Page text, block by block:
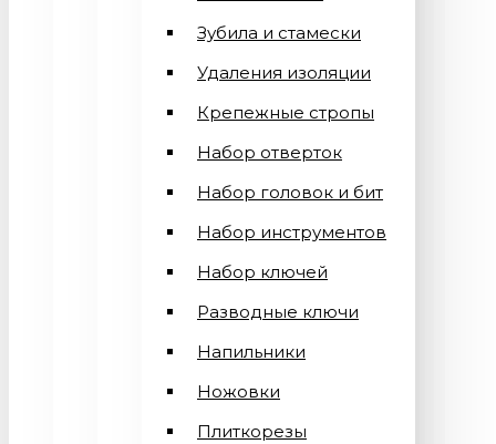
Зубила и стамески
Удаления изоляции
Крепежные стропы
Набор отверток
Набор головок и бит
Набор инструментов
Набор ключей
Разводные ключи
Напильники
Ножовки
Плиткорезы